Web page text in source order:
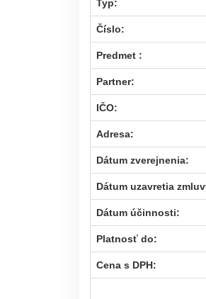
Typ:
Číslo:
Predmet :
Partner:
IČO:
Adresa:
Dátum zverejnenia:
Dátum uzavretia
Dátum účinnosti:
Platnosť do:
Cena s DPH: